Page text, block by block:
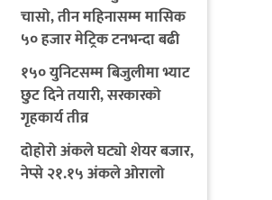
चासो, तीन महिनासम्म मासिक
५० हजार मेट्रिक टनभन्दा बढी
आयात गर्ने निर्णय
१५० युनिटसम्म बिजुलीमा भ्याट
छुट दिने तयारी, सरकारको
गृहकार्य तीव्र
दोहोरो अंकले घट्यो शेयर बजार,
नेप्से २१.१५ अंकले ओरालो